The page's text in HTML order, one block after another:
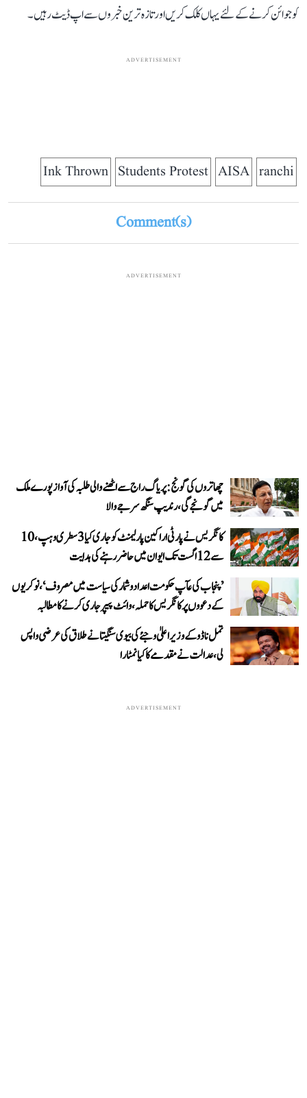
کو جوائن کرنے کے لئے یہاں کلک کریں اور تازہ ترین خبروں سے اپ ڈیٹ رہیں۔
ADVERTISEMENT
ranchi
AISA
Students Protest
Ink Thrown
Comment(s)
ADVERTISEMENT
چھاتروں کی گونج: پریاگ راج سے اٹھنے والی طلبہ کی آواز پورے ملک
میں گونجے گی، رندیپ سنگھ سرجے والا
کانگریس نے پارٹی اراکین پارلیمنٹ کو جاری کیا 3 سطری وہپ، 10
سے 12 اگست تک ایوان میں حاضر رہنے کی ہدایت
’پنجاب کی عآپ حکومت اعداد و شمار کی سیاست میں مصروف‘، نوکریوں
کے دعووں پر کانگریس کا حملہ، وائٹ پیپر جاری کرنے کا مطالبہ
تمل ناڈو کے وزیر اعلیٰ وجئے کی بیوی سنگیتا نے طلاق کی عرضی واپس
لی، عدالت نے مقدمے کا کیا نمٹارا
ADVERTISEMENT